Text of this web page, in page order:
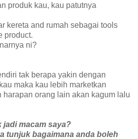
produk kau, kau patutnya
kereta and rumah sebagai tools
product.
ni?
tak berapa yakin dengan
maka kau lebih marketkan
harapan orang lain akan kagum lalu
jadi macam saya?
tunjuk bagaimana anda boleh